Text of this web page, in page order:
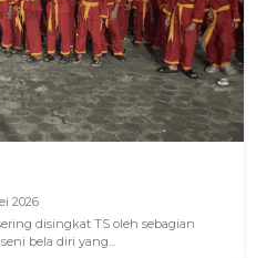
2026
disingkat TS oleh sebagian
bela diri yang...